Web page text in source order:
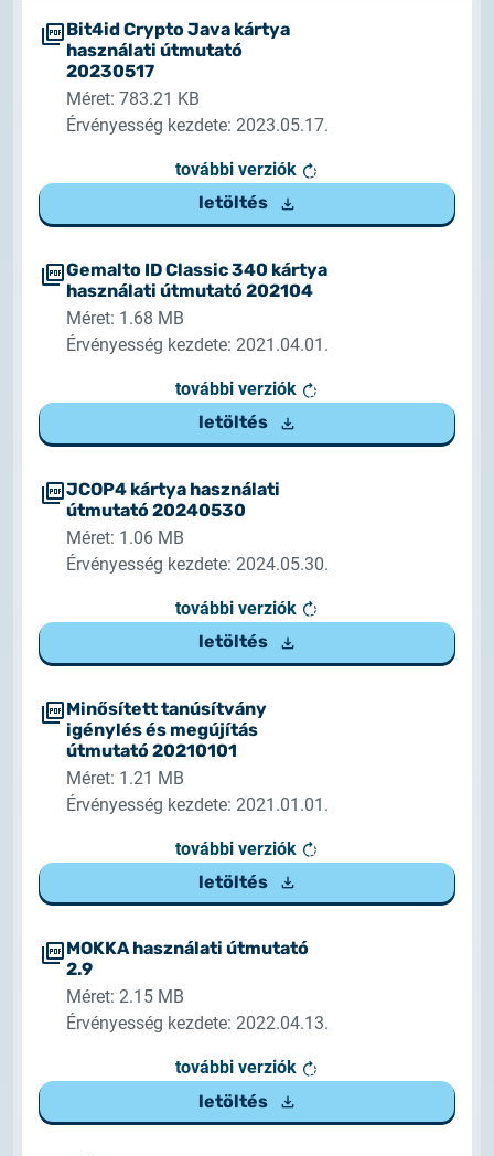
Bit4id Crypto Java kártya
használati útmutató
20230517
Méret: 783.21 KB
Érvényesség kezdete: 2023.05.17.
további verziók
letöltés
Gemalto ID Classic 340 kártya
használati útmutató 202104
Méret: 1.68 MB
Érvényesség kezdete: 2021.04.01.
további verziók
letöltés
JCOP4 kártya használati
útmutató 20240530
Méret: 1.06 MB
Érvényesség kezdete: 2024.05.30.
további verziók
letöltés
Minősített tanúsítvány
igénylés és megújítás
útmutató 20210101
Méret: 1.21 MB
Érvényesség kezdete: 2021.01.01.
további verziók
letöltés
MOKKA használati útmutató
2.9
Méret: 2.15 MB
Érvényesség kezdete: 2022.04.13.
további verziók
letöltés